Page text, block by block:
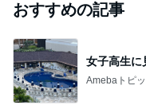
おすすめの記事
女子高生に
Amebaトピ